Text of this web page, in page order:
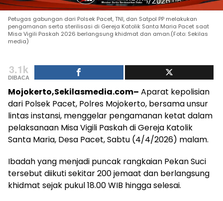
Petugas gabungan dari Polsek Pacet, TNI, dan Satpol PP melakukan
pengamanan serta sterilisasi di Gereja Katolik Santa Maria Pacet saat
Misa Vigili Paskah 2026 berlangsung khidmat dan aman.(Foto: Sekilas
media)
3.1k
DIBACA
Mojokerto,Sekilasmedia.com– Aparat kepolisian
dari Polsek Pacet, Polres Mojokerto, bersama unsur
lintas instansi, menggelar pengamanan ketat dalam
pelaksanaan Misa Vigili Paskah di Gereja Katolik
Santa Maria, Desa Pacet, Sabtu (4/4/2026) malam.
Ibadah yang menjadi puncak rangkaian Pekan Suci
tersebut diikuti sekitar 200 jemaat dan berlangsung
khidmat sejak pukul 18.00 WIB hingga selesai.